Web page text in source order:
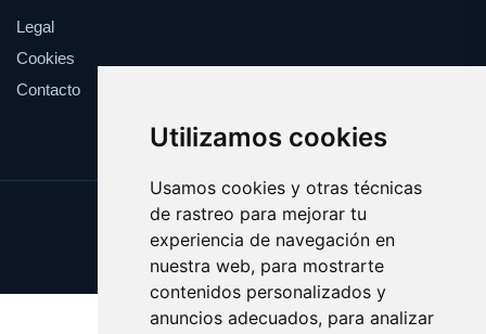
Utilizamos cookies
Usamos cookies y otras técnicas
de rastreo para mejorar tu
experiencia de navegación en
nuestra web, para mostrarte
contenidos personalizados y
anuncios adecuados, para analizar
Legal
Cookies
Contacto
Update cookies preferences
Copyright © 2025 farmaco.es